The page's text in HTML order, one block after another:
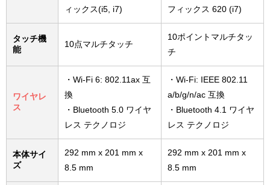
ィックス(i5, i7)
フィックス 620 (i7)
タッチ機
能
10点マルチタッチ
10ポイントマルチタッ
チ
ワイヤレ
ス
・Wi-Fi 6: 802.11ax 互
換
・Bluetooth 5.0 ワイヤ
レス テクノロジ
・Wi-Fi: IEEE 802.11
a/b/g/n/ac 互換
・Bluetooth 4.1 ワイヤ
レス テクノロジ
本体サイ
ズ
292 mm x 201 mm x
8.5 mm
292 mm x 201 mm x
8.5 mm